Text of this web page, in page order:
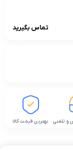
تماس بگیرید
و تلفنی بهترین قیمت کالا